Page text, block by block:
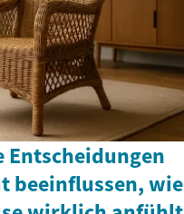
beeinflussen, wie